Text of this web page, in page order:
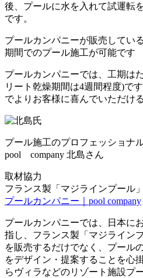
後、 プールに水を入れて試運転
です。
プールカンパニーが販売してい
期間でのプール施工が可能です
プールカンパニーでは、工期は
リート乾燥期間は4週間程度)で
でよりお客様に喜んでいただけ
プール施工のプロフェッショナ
pool company 北島さん
取材協力
フランス製「マジラインプール
プールカンパニー｜pool company
プールカンパニーでは、日本に
指し、フランス製「マジライン
を販売するだけでなく、プール
をデザイン・提案することを心
らヴィラなどのリゾート施設プ